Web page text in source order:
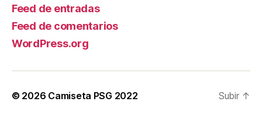
Feed de entradas
Feed de comentarios
WordPress.org
© 2026 Camiseta PSG 2022 Subir ↑